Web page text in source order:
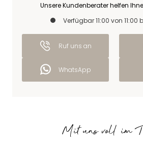
Unsere Kundenberater helfen
Verfügbar 11:00 von 11:00
Ruf uns an
WhatsApp
Mit uns voll im